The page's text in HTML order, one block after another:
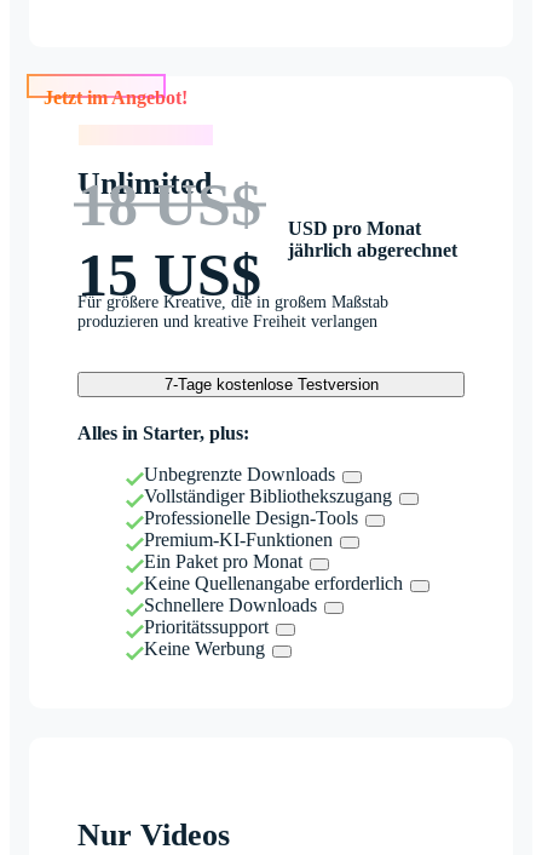
Jetzt im Angebot!
Unlimited
18 US$
15 US$
USD pro Monat
jährlich abgerechnet
Für größere Kreative, die in großem Maßstab
produzieren und kreative Freiheit verlangen
7-Tage kostenlose Testversion
Alles in Starter, plus:
Unbegrenzte Downloads
Vollständiger Bibliothekszugang
Professionelle Design-Tools
Premium-KI-Funktionen
Ein Paket pro Monat
Keine Quellenangabe erforderlich
Schnellere Downloads
Prioritätssupport
Keine Werbung
Nur Videos